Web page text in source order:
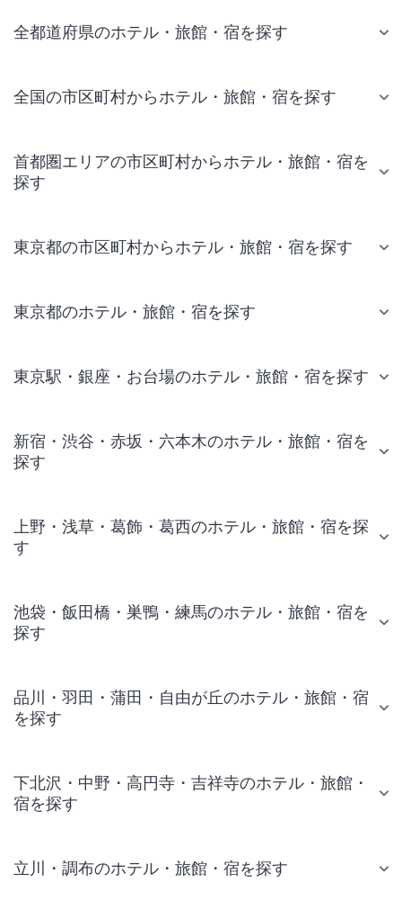
全都道府県のホテル・旅館・宿を探す
全国の市区町村からホテル・旅館・宿を探す
首都圏エリアの市区町村からホテル・旅館・宿を
探す
東京都の市区町村からホテル・旅館・宿を探す
東京都のホテル・旅館・宿を探す
東京駅・銀座・お台場のホテル・旅館・宿を探す
新宿・渋谷・赤坂・六本木のホテル・旅館・宿を
探す
上野・浅草・葛飾・葛西のホテル・旅館・宿を探
す
池袋・飯田橋・巣鴨・練馬のホテル・旅館・宿を
探す
品川・羽田・蒲田・自由が丘のホテル・旅館・宿
を探す
下北沢・中野・高円寺・吉祥寺のホテル・旅館・
宿を探す
立川・調布のホテル・旅館・宿を探す